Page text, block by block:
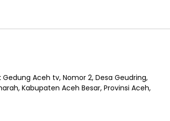
Gedung Aceh tv, Nomor 2, Desa Geudring,
Kabupaten Aceh Besar, Provinsi Aceh,